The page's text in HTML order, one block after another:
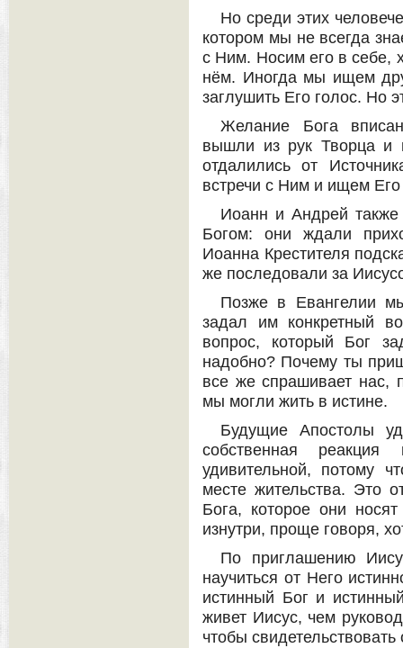
Но среди этих
котором мы не всегда
с Ним. Носим его в себе,
нём. Иногда мы ищем
заглушить Его голос. Но
Желание Бога
вышли из рук Творца и
отдалились от
встречи с Ним и ищем
Иоанн и Андрей
Богом: они ждали
Иоанна Крестителя
же последовали за
Позже в Евангелии
задал им конкретный
вопрос, который Бог
надобно? Почему ты
все же спрашивает нас,
мы могли жить в истине.
Будущие Апостолы
собственная
удивительной, потому
месте жительства. Это
Бога, которое они
изнутри, проще говоря,
По приглашению
научиться от Него
истинный Бог и
живет Иисус, чем
чтобы